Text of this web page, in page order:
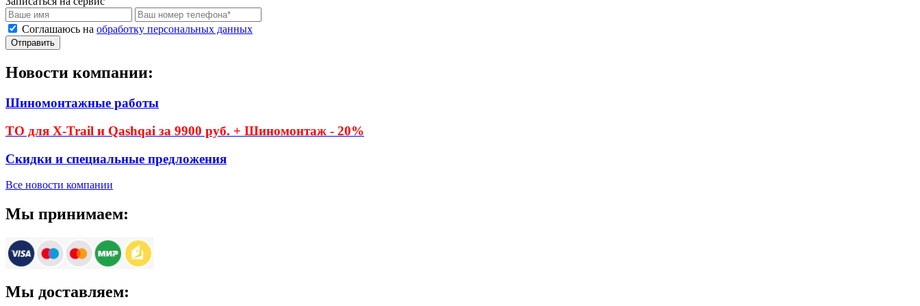
Соглашаюсь на обработку персональных данных
Новости компании:
Шиномонтажные работы
ТО для X-Trail и Qashqai за 9900 руб. + Шиномонтаж - 20%
Скидки и специальные предложения
Все новости компании
Мы принимаем:
Мы доставляем: